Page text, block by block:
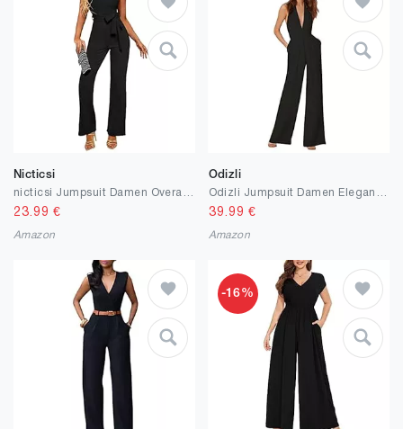
Nicticsi
23.99 €
Amazon
Odizli
39.99 €
Amazon
-16%